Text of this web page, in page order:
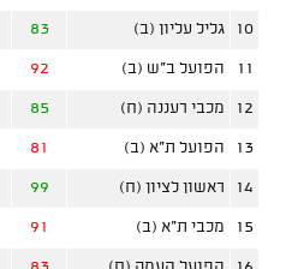
10 גליל עליון (ב) 83
11 הפועל ב"ש (ב) 92
12 מכבי רעננה (ח) 85
13 הפועל ת"א (ב) 81
14 ראשון לציון (ח) 99
15 מכבי ת"א (ב) 91